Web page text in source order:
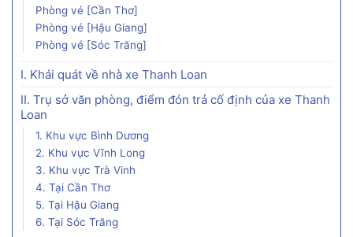
Phòng vé [Cần Thơ]
Phòng vé [Hậu Giang]
Phòng vé [Sóc Trăng]
I. Khái quát về nhà xe Thanh Loan
II. Trụ sở văn phòng, điểm đón trả cố định của xe Thanh
Loan
1. Khu vực Bình Dương
2. Khu vực Vĩnh Long
3. Khu vực Trà Vinh
4. Tại Cần Thơ
5. Tại Hậu Giang
6. Tại Sóc Trăng